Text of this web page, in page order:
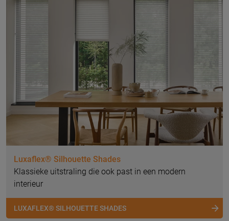
Luxaflex® Silhouette Shades
Klassieke uitstraling die ook past in een modern
interieur
LUXAFLEX® SILHOUETTE SHADES